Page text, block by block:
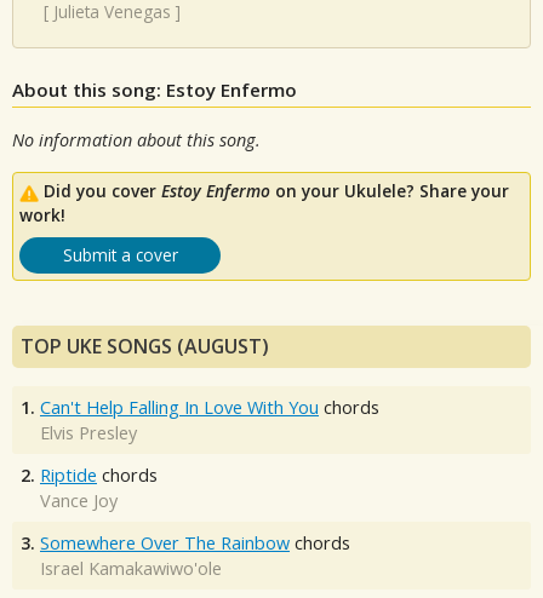
[ Julieta Venegas ]
About this song: Estoy Enfermo
No information about this song.
Did you cover Estoy Enfermo on your Ukulele? Share your
work!
Submit a cover
TOP UKE SONGS (AUGUST)
1. Can't Help Falling In Love With You chords
Elvis Presley
2. Riptide chords
Vance Joy
3. Somewhere Over The Rainbow chords
Israel Kamakawiwo'ole